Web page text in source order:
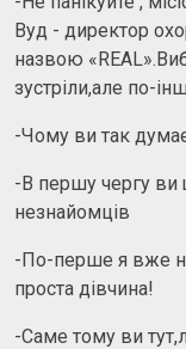
Вуд - директор
назвою
зустріли,але по-
-Чому ви так
-В першу чергу ви
незнайомців
-По-перше я вже
проста дівчина!
-Саме тому ви